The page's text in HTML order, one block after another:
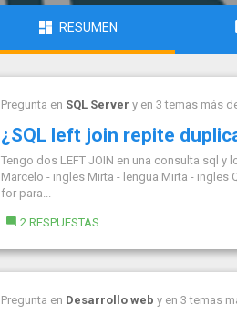
RESUMEN
Pregunta en SQL Server y en 3 temas más
¿SQL left join repite
Tengo dos LEFT JOIN en una consulta sql
Marcelo - ingles Mirta - lengua Mirta - ingles
for para...
2 RESPUESTAS
Pregunta en Desarrollo web y en 3 temas